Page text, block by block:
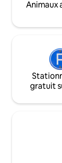
Animaux
gratuit